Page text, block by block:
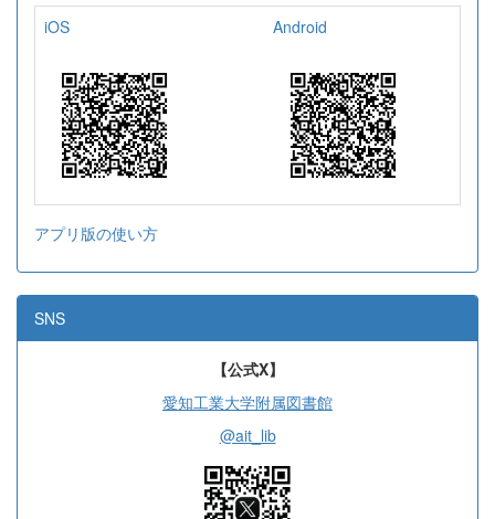
iOS Android
アプリ版の使い方
SNS
【公式X】
愛知工業大学附属図書館
@ait_lib